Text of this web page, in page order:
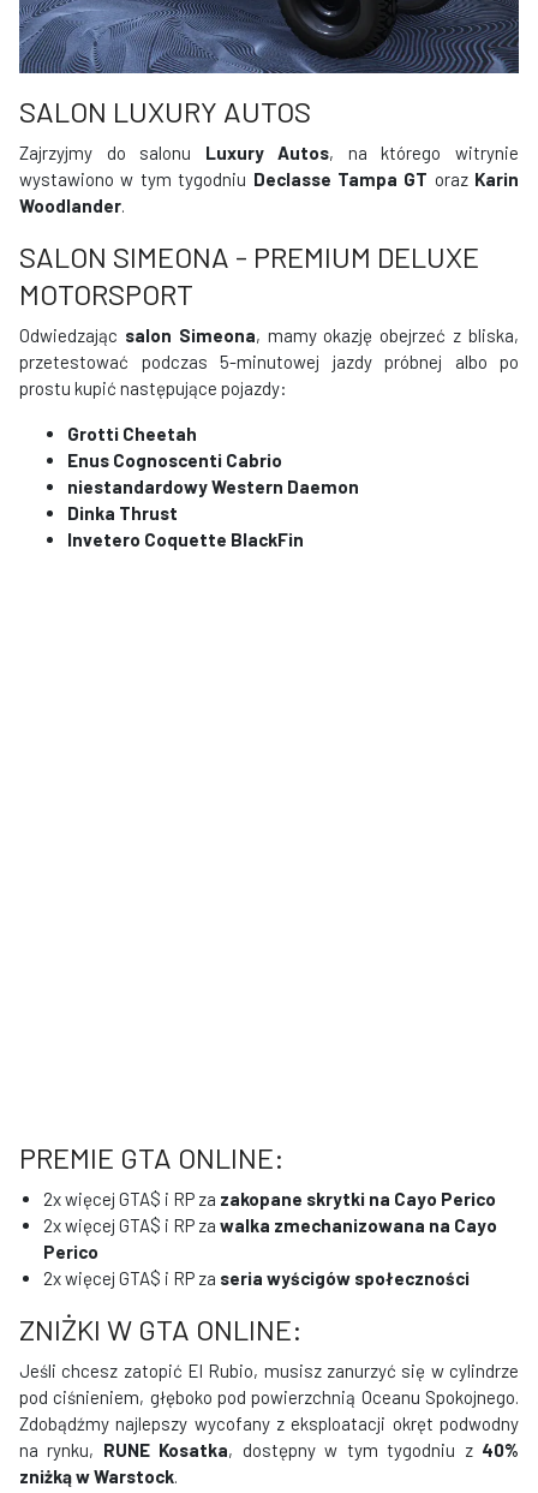
SALON LUXURY AUTOS
Zajrzyjmy do salonu Luxury Autos, na którego witrynie
wystawiono w tym tygodniu Declasse Tampa GT oraz Karin
Woodlander.
SALON SIMEONA - PREMIUM DELUXE
MOTORSPORT
Odwiedzając salon Simeona, mamy okazję obejrzeć z bliska,
przetestować podczas 5-minutowej jazdy próbnej albo po
prostu kupić następujące pojazdy:
Grotti Cheetah
Enus Cognoscenti Cabrio
niestandardowy Western Daemon
Dinka Thrust
Invetero Coquette BlackFin
PREMIE GTA ONLINE:
2x więcej GTA$ i RP za zakopane skrytki na Cayo Perico
2x więcej GTA$ i RP za walka zmechanizowana na Cayo
Perico
2x więcej GTA$ i RP za seria wyścigów społeczności
ZNIŻKI W GTA ONLINE:
Jeśli chcesz zatopić El Rubio, musisz zanurzyć się w cylindrze
pod ciśnieniem, głęboko pod powierzchnią Oceanu Spokojnego.
Zdobądźmy najlepszy wycofany z eksploatacji okręt podwodny
na rynku, RUNE Kosatka, dostępny w tym tygodniu z 40%
zniżką w Warstock.